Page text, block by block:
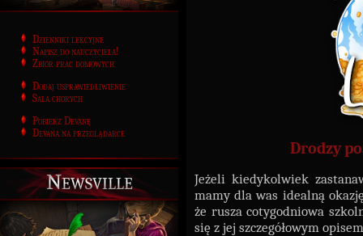
Dzienniki lekcyjne
Napisz do nauczyciela!
Zbiór prac domowych
Dodaj usprawiedliwienie
Sala chorych
Pobierz Devanę
Devana na przeglądarce
Newsville
Drodzy
Jeżeli kiedykolwiek
mamy dla was idealną
że rusza cotygodniowa
się z jej szczegółowym